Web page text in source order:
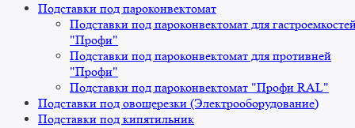
Подставки под пароконвектомат
Подставки под пароконвектомат для
"Профи"
Подставки под пароконвектомат для противней
"Профи"
Подставки под пароконвектомат "Профи RAL"
Подставки под овощерезки (Электрооборудование)
Подставки под кипятильник